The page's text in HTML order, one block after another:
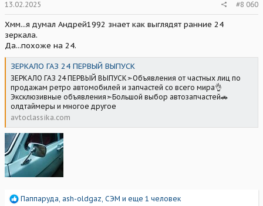
13.02.2025 #8 060
Хмм...я думал Андрей1992 знает как выглядят ранние 24
зеркала.
Да...похоже на 24.
ЗЕРКАЛО ГАЗ 24 ПЕРВЫЙ ВЫПУСК
ЗЕРКАЛО ГАЗ 24 ПЕРВЫЙ ВЫПУСК➣Объявления от частных лиц по
продажам ретро автомобилей и запчастей со всего мира👌
Эксклюзивные объявления➣Большой выбор автозапчастей🚗
олдтаймеры и многое другое
avtoclassika.com
Р
Паппаруда, ash-oldgaz, СЭМ и еще 1 человек